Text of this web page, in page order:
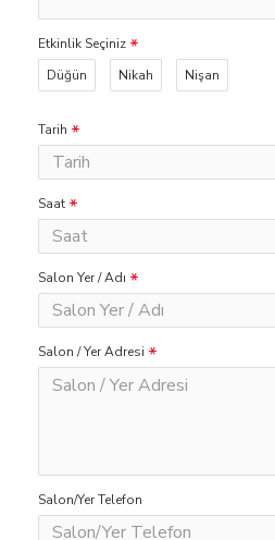
Etkinlik Seçiniz
Düğün
Nikah Nişan
Tarih
Saat
Salon Yer / Adı
Salon / Yer Adresi
Salon/Yer Telefon